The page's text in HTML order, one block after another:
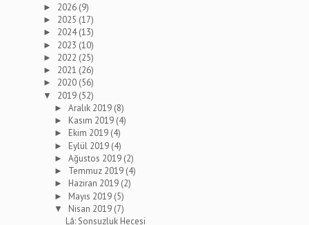
► 2026 (9)
► 2025 (17)
► 2024(13)
► 2023 (10)
► 2022 (25)
► 2021 (26)
► 2020 (56)
▼ 2019 (52)
►Aralık 2019 (8)
► Kasım 2019 (4)
► Ekim 2019 (4)
► Eylül 2019 (4)
►Ağustos 2019 (2)
► Temmuz 2019 (4)
► Haziran 2019 (2)
► Mayıs 2019 (5)
▼ Nisan 2019 (7)
Lâ: Sonsuzluk Hecesi